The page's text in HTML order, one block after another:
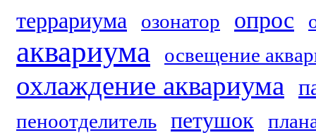
террариума озонатор опрос
аквариума освещение
охлаждение аквариума
пеноотделитель петушок